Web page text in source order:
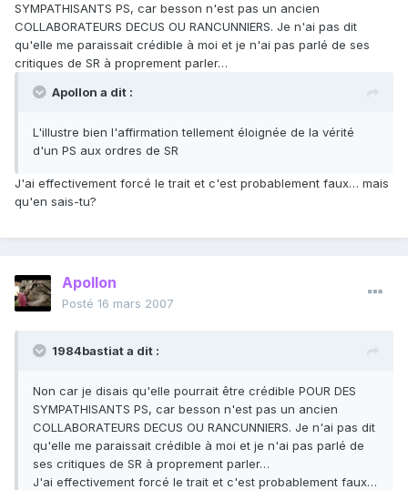
SYMPATHISANTS PS, car besson n'est pas un ancien
COLLABORATEURS DECUS OU RANCUNNIERS. Je n'ai pas dit
qu'elle me paraissait crédible à moi et je n'ai pas parlé de ses
critiques de SR à proprement parler…
Apollon a dit :
L'illustre bien l'affirmation tellement éloignée de la vérité
d'un PS aux ordres de SR
J'ai effectivement forcé le trait et c'est probablement faux… mais
qu'en sais-tu?
Apollon
Posté 16 mars 2007
1984bastiat a dit :
Non car je disais qu'elle pourrait être crédible POUR DES
SYMPATHISANTS PS, car besson n'est pas un ancien
COLLABORATEURS DECUS OU RANCUNNIERS. Je n'ai pas dit
qu'elle me paraissait crédible à moi et je n'ai pas parlé de
ses critiques de SR à proprement parler…
J'ai effectivement forcé le trait et c'est probablement faux…